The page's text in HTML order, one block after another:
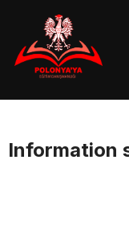
content
Information